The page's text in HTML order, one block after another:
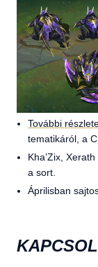
További
tematikáról, a
Kha’Zix,
a sort.
Áprilisban